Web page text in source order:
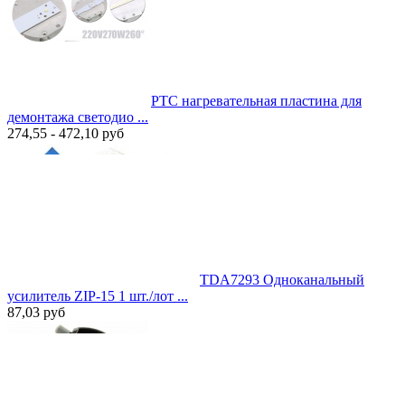
PTC нагревательная пластина для
демонтажа светодио ...
274,55 - 472,10 руб
TDA7293 Одноканальный
усилитель ZIP-15 1 шт./лот ...
87,03 руб